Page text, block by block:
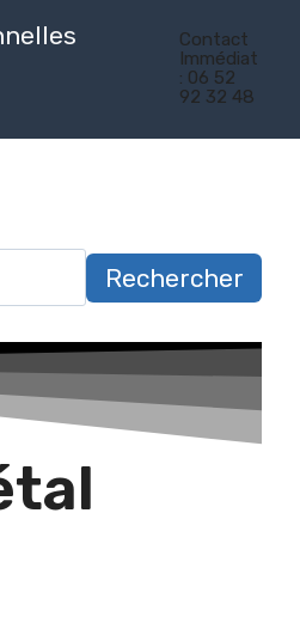
Contact
Immédiat
: 06 52
92 32 48
Rechercher